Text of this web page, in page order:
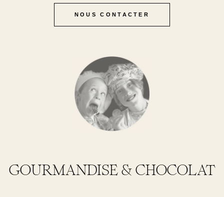
NOUS CONTACTER
GOURMANDISE & CHOCOLAT